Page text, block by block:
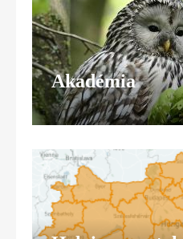
Akadémia